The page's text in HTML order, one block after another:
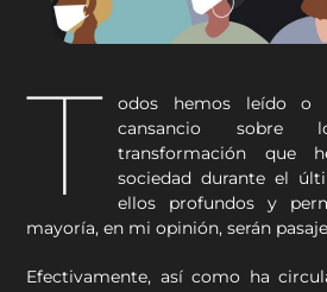
T
odos hemos leído o
cansancio sobre
transformación que
sociedad durante el
ellos profundos y
mayoría, en mi opinión, serán
Efectivamente, así como ha